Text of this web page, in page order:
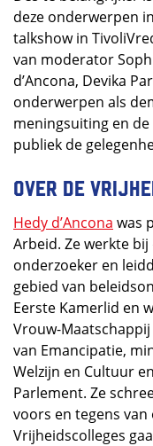
deze onderwerpen
talkshow in
van moderator
d’Ancona, Devika
onderwerpen als
meningsuiting en
publiek de
Over de
Hedy d’Ancona was
Arbeid. Ze werkte
onderzoeker en
gebied van
Eerste Kamerlid en
Vrouw-
van Emancipatie,
Welzijn en Cultuur
Parlement. Ze
voors en tegens
Vrijheidscolleges